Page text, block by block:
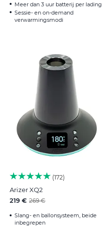
Meer dan 3 uur batterij per lading
Sessie- en on-demand
verwarmingsmodi
172
Arizer XQ2
219 € 269 €
Slang- en ballonsysteem, beide
inbegrepen